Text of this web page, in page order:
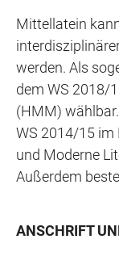
Mittellatein
werden. Als
dem WS 2018/
(HMM)
WS 2014/15
und Moderne
Außerdem
ANSCHRIFT